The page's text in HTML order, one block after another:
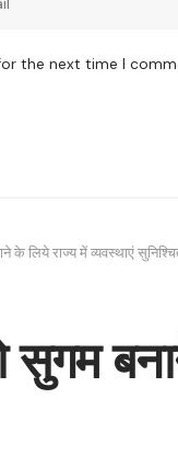
the next time I
के लिये राज्य में व्यवस्थाएं
सुगम